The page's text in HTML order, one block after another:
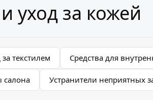
уход за кожей
текстилем Средства для
салона Устранители неприятных